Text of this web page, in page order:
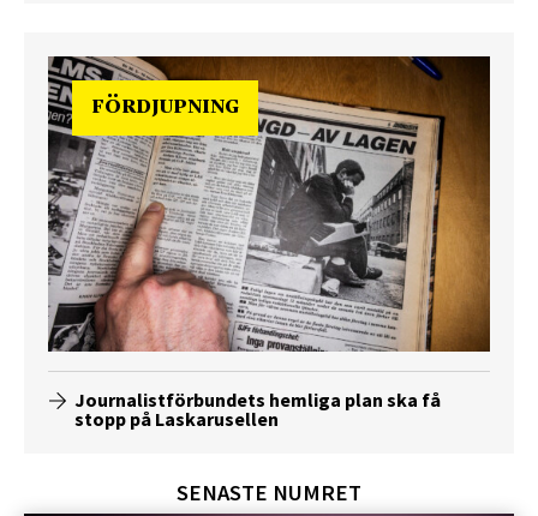
FÖRDJUPNING
Journalistförbundets hemliga plan ska få
stopp på Laskarusellen
SENASTE NUMRET